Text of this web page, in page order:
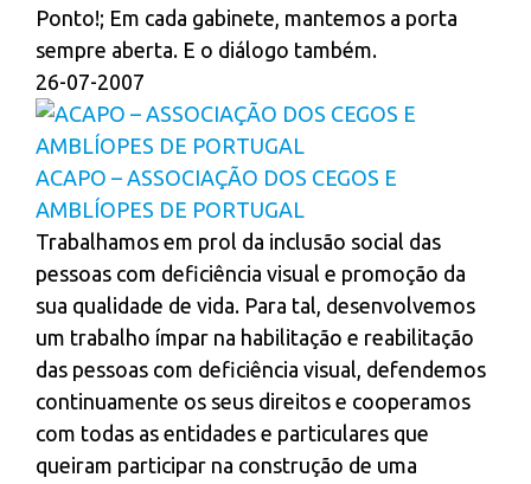
Ponto!; Em cada gabinete, mantemos a porta
sempre aberta. E o diálogo também.
26-07-2007
ACAPO – ASSOCIAÇÃO DOS CEGOS E
AMBLÍOPES DE PORTUGAL
Trabalhamos em prol da inclusão social das
pessoas com deficiência visual e promoção da
sua qualidade de vida. Para tal, desenvolvemos
um trabalho ímpar na habilitação e reabilitação
das pessoas com deficiência visual, defendemos
continuamente os seus direitos e cooperamos
com todas as entidades e particulares que
queiram participar na construção de uma